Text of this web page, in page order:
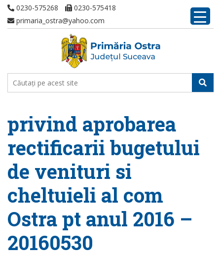
0230-575268
0230-575418
primaria_ostra@yahoo.com
privind aprobarea
rectificarii bugetului
de venituri si
cheltuieli al com
Ostra pt anul 2016 –
20160530